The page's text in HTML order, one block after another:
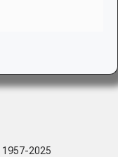
1957-2025